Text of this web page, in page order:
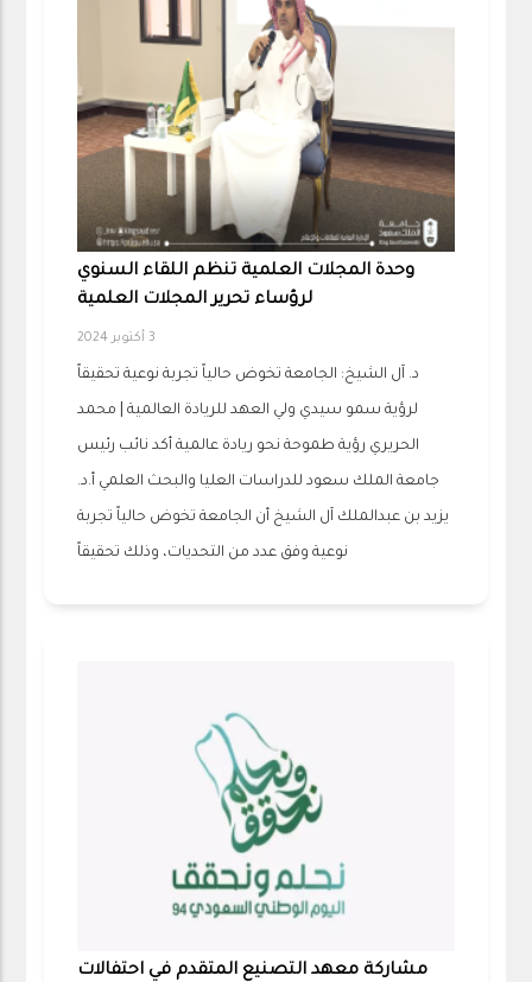
وحدة المجلات العلمية تنظم اللقاء السنوي
لرؤساء تحرير المجلات العلمية
3 أكتوبر 2024
د. آل الشيخ: الجامعة تخوض حالياً تجربة نوعية تحقيقاً
لرؤية سمو سيدي ولي العهد للريادة العالمية | محمد
الحريري رؤية طموحة نحو ريادة عالمية أكد نائب رئيس
جامعة الملك سعود للدراسات العليا والبحث العلمي أ.د.
يزيد بن عبدالملك آل الشيخ أن الجامعة تخوض حالياً تجربة
نوعية وفق عدد من التحديات، وذلك تحقيقاً
مشاركة معهد التصنيع المتقدم في احتفالات